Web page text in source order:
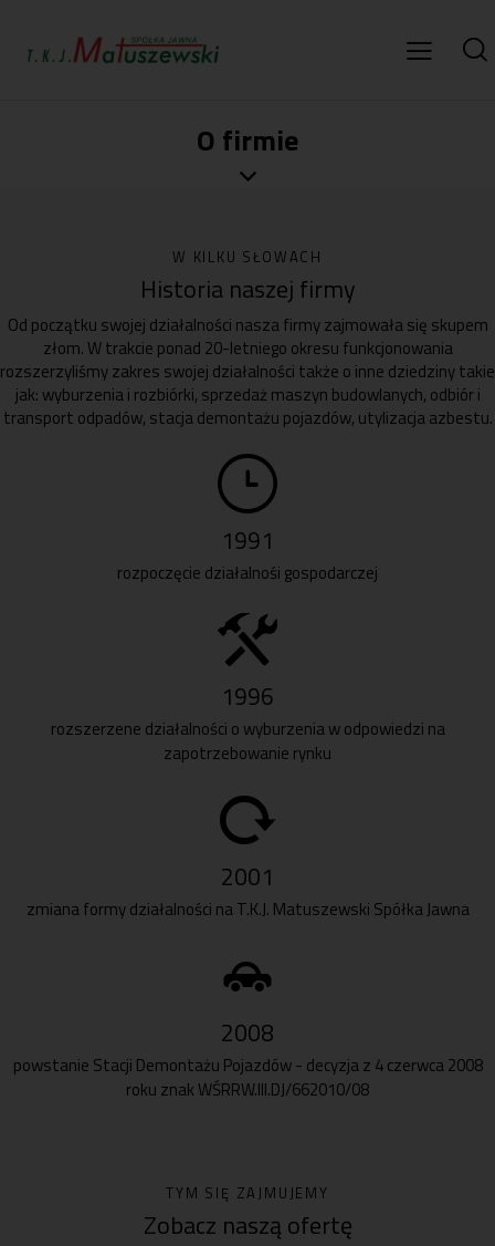
O firmie
W KILKU SŁOWACH
Historia naszej firmy
Od początku swojej działalności nasza firmy zajmowała się skupem
złom. W trakcie ponad 20-letniego okresu funkcjonowania
rozszerzyliśmy zakres swojej działalności także o inne dziedziny takie
jak: wyburzenia i rozbiórki, sprzedaż maszyn budowlanych, odbiór i
transport odpadów, stacja demontażu pojazdów, utylizacja azbestu.
1991
rozpoczęcie działalnośi gospodarczej
1996
rozszerzene działalności o wyburzenia w odpowiedzi na
zapotrzebowanie rynku
2001
zmiana formy działalności na T.K.J. Matuszewski Spółka Jawna
2008
powstanie Stacji Demontażu Pojazdów - decyzja z 4 czerwca 2008
roku znak WŚRRW.III.DJ/662010/08
TYM SIĘ ZAJMUJEMY
Zobacz naszą ofertę